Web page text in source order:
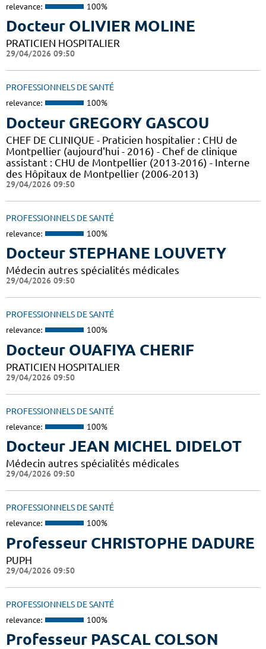
relevance: 100%
Docteur OLIVIER MOLINE
PRATICIEN HOSPITALIER
29/04/2026 09:50
PROFESSIONNELS DE SANTÉ
relevance: 100%
Docteur GREGORY GASCOU
CHEF DE CLINIQUE - Praticien hospitalier : CHU de
Montpellier (aujourd'hui - 2016) - Chef de clinique
assistant : CHU de Montpellier (2013-2016) - Interne
des Hôpitaux de Montpellier (2006-2013)
29/04/2026 09:50
PROFESSIONNELS DE SANTÉ
relevance: 100%
Docteur STEPHANE LOUVETY
Médecin autres spécialités médicales
29/04/2026 09:50
PROFESSIONNELS DE SANTÉ
relevance: 100%
Docteur OUAFIYA CHERIF
PRATICIEN HOSPITALIER
29/04/2026 09:50
PROFESSIONNELS DE SANTÉ
relevance: 100%
Docteur JEAN MICHEL DIDELOT
Médecin autres spécialités médicales
29/04/2026 09:50
PROFESSIONNELS DE SANTÉ
relevance: 100%
Professeur CHRISTOPHE DADURE
PUPH
29/04/2026 09:50
PROFESSIONNELS DE SANTÉ
relevance: 100%
Professeur PASCAL COLSON